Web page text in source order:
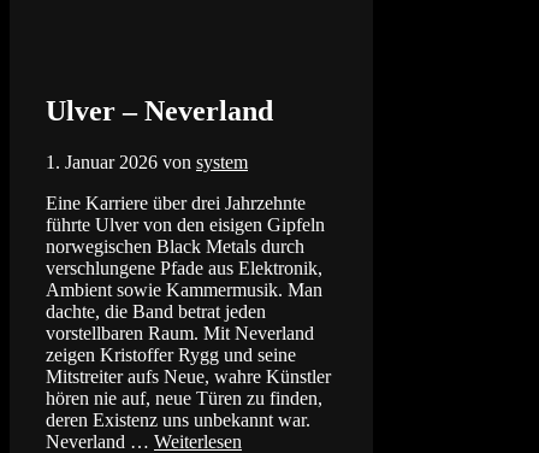
Ulver – Neverland
1. Januar 2026 von system
Eine Karriere über drei Jahrzehnte
führte Ulver von den eisigen Gipfeln
norwegischen Black Metals durch
verschlungene Pfade aus Elektronik,
Ambient sowie Kammermusik. Man
dachte, die Band betrat jeden
vorstellbaren Raum. Mit Neverland
zeigen Kristoffer Rygg und seine
Mitstreiter aufs Neue, wahre Künstler
hören nie auf, neue Türen zu finden,
deren Existenz uns unbekannt war.
Neverland … Weiterlesen